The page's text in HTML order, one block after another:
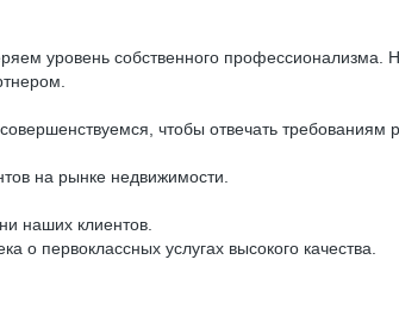
уровень собственного профессионализма.
чтобы отвечать
на рынке недвижимости.
наших клиентов.
первоклассных услугах высокого качества.